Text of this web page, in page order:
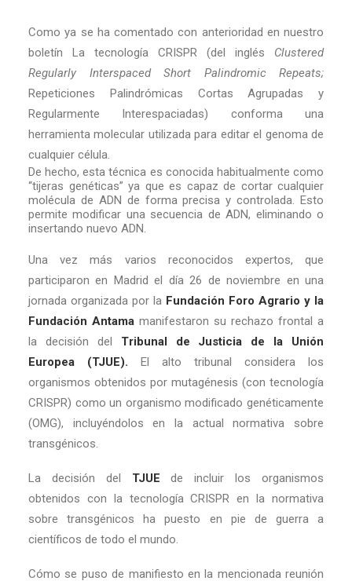
Como ya se ha comentado con anterioridad en nuestro
boletín La tecnología CRISPR (del inglés Clustered
Regularly Interspaced Short Palindromic Repeats;
Repeticiones Palindrómicas Cortas Agrupadas y
Regularmente Interespaciadas) conforma una
herramienta molecular utilizada para editar el genoma de
cualquier célula.
De hecho, esta técnica es conocida habitualmente como
“tijeras genéticas” ya que es capaz de cortar cualquier
molécula de ADN de forma precisa y controlada. Esto
permite modificar una secuencia de ADN, eliminando o
insertando nuevo ADN.
Una vez más varios reconocidos expertos, que
participaron en Madrid el día 26 de noviembre en una
jornada organizada por la Fundación Foro Agrario y la
Fundación Antama manifestaron su rechazo frontal a
la decisión del Tribunal de Justicia de la Unión
Europea (TJUE). El alto tribunal considera los
organismos obtenidos por mutagénesis (con tecnología
CRISPR) como un organismo modificado genéticamente
(OMG), incluyéndolos en la actual normativa sobre
transgénicos.
La decisión del TJUE de incluir los organismos
obtenidos con la tecnología CRISPR en la normativa
sobre transgénicos ha puesto en pie de guerra a
científicos de todo el mundo.
Cómo se puso de manifiesto en la mencionada reunión